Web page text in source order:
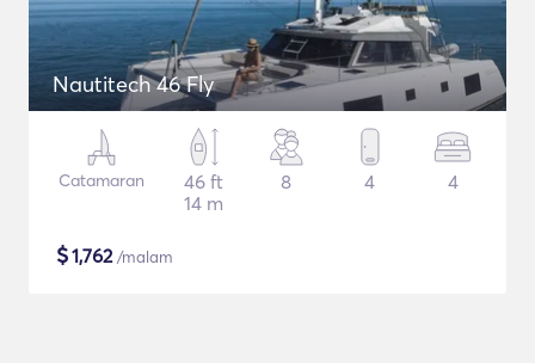
Nautitech 46 Fly
Catamaran
46 ft
14 m
8 4 4
$1,762/malam